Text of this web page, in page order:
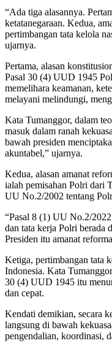
“Ada tiga alasannya.
ketatanegaraan. Kedua,
pertimbangan tata kelola
ujarnya.
Pertama, alasan
Pasal 30 (4) UUD 1945
memelihara keamanan,
melayani melindungi,
Kata Tumanggor, dalam
masuk dalam ranah
bawah presiden
akuntabel,” ujarnya.
Kedua, alasan amanat
ialah pemisahan Polri dari
UU No.2/2002 tentang
“Pasal 8 (1) UU No.2/
dan tata kerja Polri berada
Presiden itu amanat
Ketiga, pertimbangan tata
Indonesia. Kata
30 (4) UUD 1945 itu
dan cepat.
Kendati demikian, secara
langsung di bawah
pengendalian, koordinasi,